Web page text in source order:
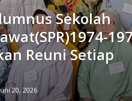
Sekolah
Reuni Setiap
20, 2026